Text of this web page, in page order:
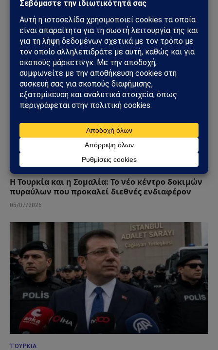
επίκεντρο F-35, Συρία και η νέα ισορροπία ισχύος
στην Ανατολική Μεσόγειο
07/07/2026
ΤΟΥΡΚΊΑ
Η Τουρκία και η Σομαλία: Το νέο κέντρο δοκιμών
πυραύλων που προκαλεί διεθνές ενδιαφέρον
05/07/2026
ΤΟΥΡΚΊΑ